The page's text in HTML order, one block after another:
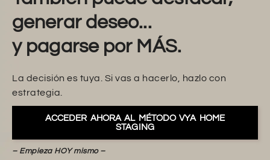
generar deseo...
y pagarse por MÁS.
La decisión es tuya. Si vas a hacerlo, hazlo con
estrategia.
ACCEDER AHORA AL MÉTODO VYA HOME
STAGING
– Empieza HOY mismo –